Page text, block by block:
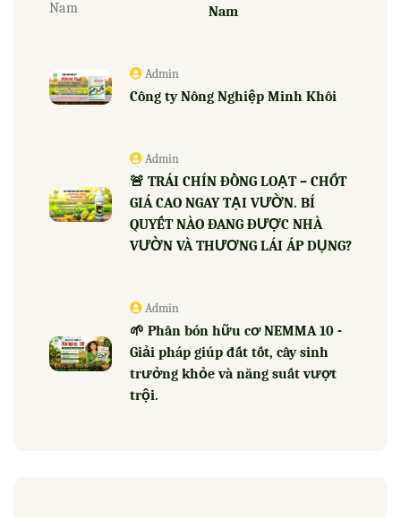
Nam
Admin
Công ty Nông Nghiệp Minh Khôi
Admin
🚨 TRÁI CHÍN ĐỒNG LOẠT – CHỐT
GIÁ CAO NGAY TẠI VƯỜN. BÍ
QUYẾT NÀO ĐANG ĐƯỢC NHÀ
VƯỜN VÀ THƯƠNG LÁI ÁP DỤNG?
Admin
🌱 Phân bón hữu cơ NEMMA 10 -
Giải pháp giúp đất tốt, cây sinh
trưởng khỏe và năng suất vượt
trội.